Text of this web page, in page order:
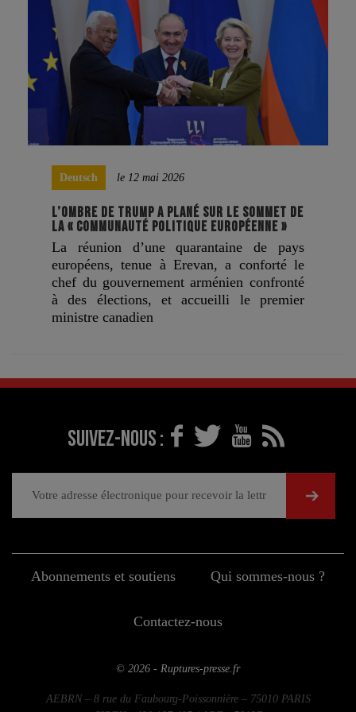
Deutsch le 12 mai 2026
L’OMBRE DE TRUMP A PLANÉ SUR LE SOMMET DE
LA « COMMUNAUTÉ POLITIQUE EUROPÉENNE »
La réunion d’une quarantaine de pays
européens, tenue à Erevan, a conforté le
chef du gouvernement arménien confronté
à des élections, et accueilli le premier
ministre canadien
Suivez-nous :
Abonnements et soutiens Qui sommes-nous ?
Contactez-nous
© 2026 - Ruptures-presse.fr
AEBRN – 8 rue du Faubourg-Poissonnière – 75010 PARIS